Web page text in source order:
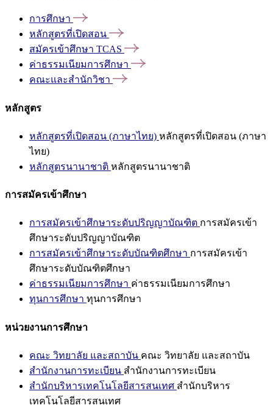
การศึกษา
หลักสูตรที่เปิดสอน
สมัครเข้าศึกษา TCAS
ค่าธรรมเนียมการศึกษา
คณะและสำนักวิชา
หลักสูตร
หลักสูตรที่เปิดสอน (ภาษาไทย) หลักสูตรที่เปิดสอน (ภาษา
ไทย)
หลักสูตรนานาชาติ หลักสูตรนานาชาติ
การสมัครเข้าศึกษา
การสมัครเข้าศึกษาระดับปริญญาบัณฑิต การสมัครเข้า
ศึกษาระดับปริญญาบัณฑิต
การสมัครเข้าศึกษาระดับบัณฑิตศึกษา การสมัครเข้า
ศึกษาระดับบัณฑิตศึกษา
ค่าธรรมเนียมการศึกษา ค่าธรรมเนียมการศึกษา
ทุนการศึกษา ทุนการศึกษา
หน่วยงานการศึกษา
คณะ วิทยาลัย และสถาบัน คณะ วิทยาลัย และสถาบัน
สำนักงานการทะเบียน สำนักงานการทะเบียน
สำนักบริหารเทคโนโลยีสารสนเทศ สำนักบริหาร
เทคโนโลยีสารสนเทศ